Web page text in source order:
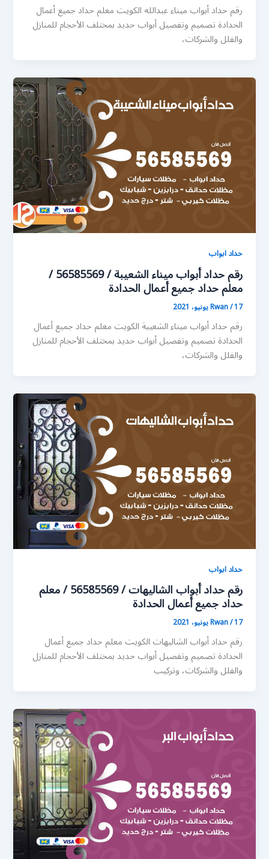
رقم حداد أبواب ميناء عبدالله الكويت معلم حداد جميع أعمال
الحدادة تصميم وتفصيل أبواب حديد بمختلف الأحجام للمنازل
والفلل والشركات،
حداد ابواب
رقم حداد أبواب ميناء الشعيبة / 56585569 /
معلم حداد جميع أعمال الحدادة
Rwan/17 يونيو، 2021
رقم حداد أبواب ميناء الشعيبة الكويت معلم حداد جميع أعمال
الحدادة تصميم وتفصيل أبواب حديد بمختلف الأحجام للمنازل
والفلل والشركات،
حداد ابواب
رقم حداد أبواب الشاليهات / 56585569 / معلم
حداد جميع أعمال الحدادة
Rwan/17 يونيو، 2021
رقم حداد أبواب الشاليهات الكويت معلم حداد جميع أعمال
الحدادة تصميم وتفصيل أبواب حديد بمختلف الأحجام للمنازل
والفلل والشركات، وتركيب